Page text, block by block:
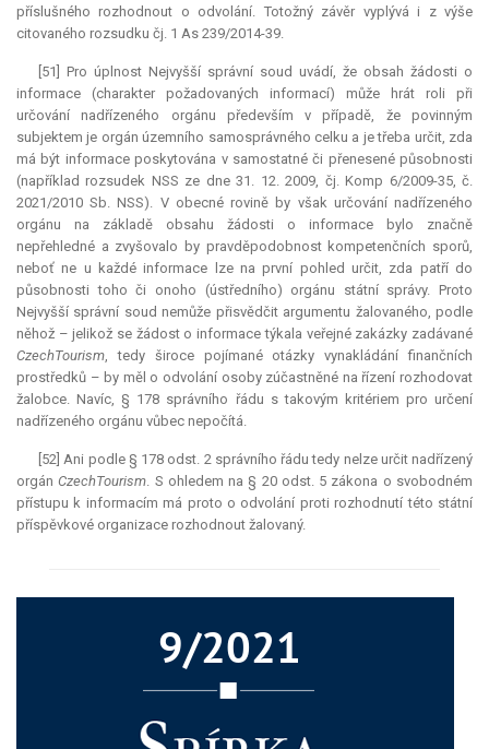
příslušného rozhodnout o odvolání. Totožný závěr vyplývá i z výše
citovaného rozsudku čj. 1 As 239/2014-39.
[51] Pro úplnost Nejvyšší správní soud uvádí, že obsah žádosti o
informace (charakter požadovaných informací) může hrát roli při
určování nadřízeného orgánu především v případě, že povinným
subjektem je orgán územního samosprávného celku a je třeba určit, zda
má být informace poskytována v samostatné či přenesené působnosti
(například rozsudek NSS ze dne 31. 12. 2009, čj. Komp 6/2009-35, č.
2021/2010 Sb. NSS). V obecné rovině by však určování nadřízeného
orgánu na základě obsahu žádosti o informace bylo značně
nepřehledné a zvyšovalo by pravděpodobnost kompetenčních sporů,
neboť ne u každé informace lze na první pohled určit, zda patří do
působnosti toho či onoho (ústředního) orgánu státní správy. Proto
Nejvyšší správní soud nemůže přisvědčit argumentu žalovaného, podle
něhož – jelikož se žádost o informace týkala veřejné zakázky zadávané
CzechTourism, tedy široce pojímané otázky vynakládání finančních
prostředků – by měl o odvolání osoby zúčastněné na řízení rozhodovat
žalobce. Navíc, § 178 správního řádu s takovým kritériem pro určení
nadřízeného orgánu vůbec nepočítá.
[52] Ani podle § 178 odst. 2 správního řádu tedy nelze určit nadřízený
orgánCzechTourism. S ohledem na § 20 odst. 5 zákona o svobodném
přístupu k informacím má proto o odvolání proti rozhodnutí této státní
příspěvkové organizace rozhodnout žalovaný.